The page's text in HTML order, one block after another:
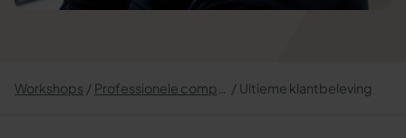
Workshops Ultieme klantbeleving